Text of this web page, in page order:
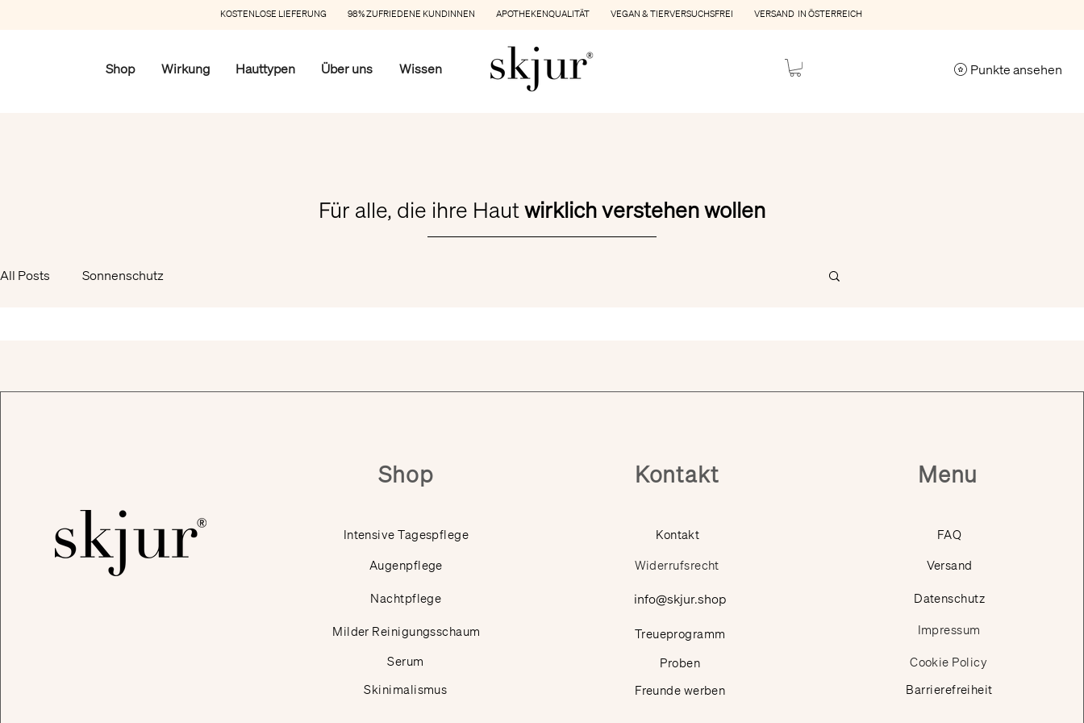
KOSTENLOSE LIEFERUNG 98% ZUFRIEDENE KUNDINNEN APOTHEKENQUALITÄT VEGAN & TIERVERSUCHSFREI VERSAND IN ÖSTERREICH
Shop Wirkung Hauttypen Über uns Wissen Punkte ansehen
Für alle, die ihre Hautwirklich verstehen wollen
All Posts Sonnenschutz
Shop
Intensive Tagespflege
Augenpflege
Nachtpflege
Milder Reinigungsschaum
Serum
Skinimalismus
Kontakt
Kontakt
Widerrufsrecht
info@skjur.shop
Treueprogramm
Proben
Freunde werben
Menu
FAQ
Versand
Datenschutz
Impressum
Cookie Policy
Barrierefreiheit